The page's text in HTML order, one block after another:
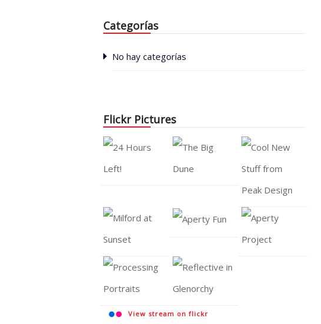
Categorías
No hay categorías
Flickr Pictures
View stream on flickr